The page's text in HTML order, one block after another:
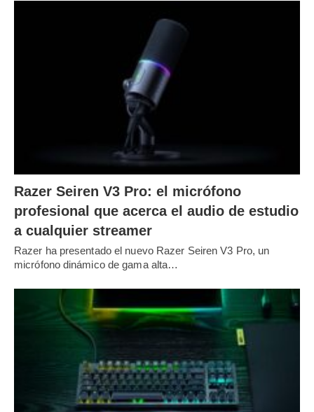
Razer Seiren V3 Pro: el micrófono
profesional que acerca el audio de estudio
a cualquier streamer
Razer ha presentado el nuevo Razer Seiren V3 Pro, un
micrófono dinámico de gama alta…